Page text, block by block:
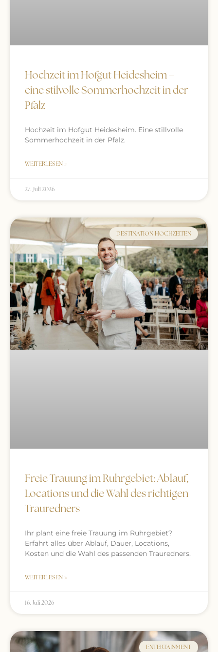
Hochzeit im Hofgut Heidesheim –
eine stilvolle Sommerhochzeit in der
Pfalz
Hochzeit im Hofgut Heidesheim. Eine stillvolle
Sommerhochzeit in der Pfalz.
WEITERLESEN »
27. Juli 2026
DESTINATION HOCHZEITEN
Freie Trauung im Ruhrgebiet: Ablauf,
Locations und die Wahl des richtigen
Trauredners
Ihr plant eine freie Trauung im Ruhrgebiet?
Erfahrt alles über Ablauf, Dauer, Locations,
Kosten und die Wahl des passenden Trauredners.
WEITERLESEN »
16. Juli 2026
ENTERTAINMENT